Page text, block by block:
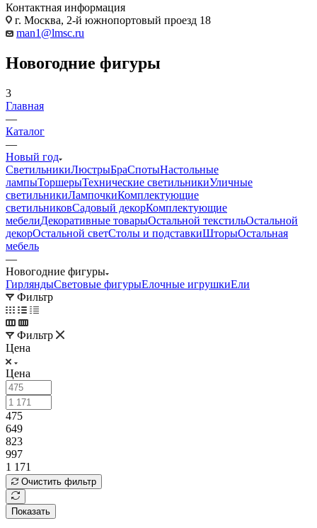
Контактная информация
г. Москва, 2-й южнопортовый проезд 18
man1@lmsc.ru
Новогодние фигуры
3
Главная
—
Каталог
—
Новый год
СветильникиЛюстрыБраСпотыНастольные
лампыТоршерыТехнические светильникиУличные
светильникиЛампочкиКомплектующие
светильниковСадовый декорКомплектующие
мебелиДекоративные товарыОстальной текстильОстальной
декорОстальной светСтолы и подставкиШторыОстальная
мебель
—
Новогодние фигуры
ГирляндыСветовые фигурыЕлочные игрушкиЕли
Фильтр
Фильтр
Цена
Цена
475
649
823
997
1 171
Очистить фильтр
Показать